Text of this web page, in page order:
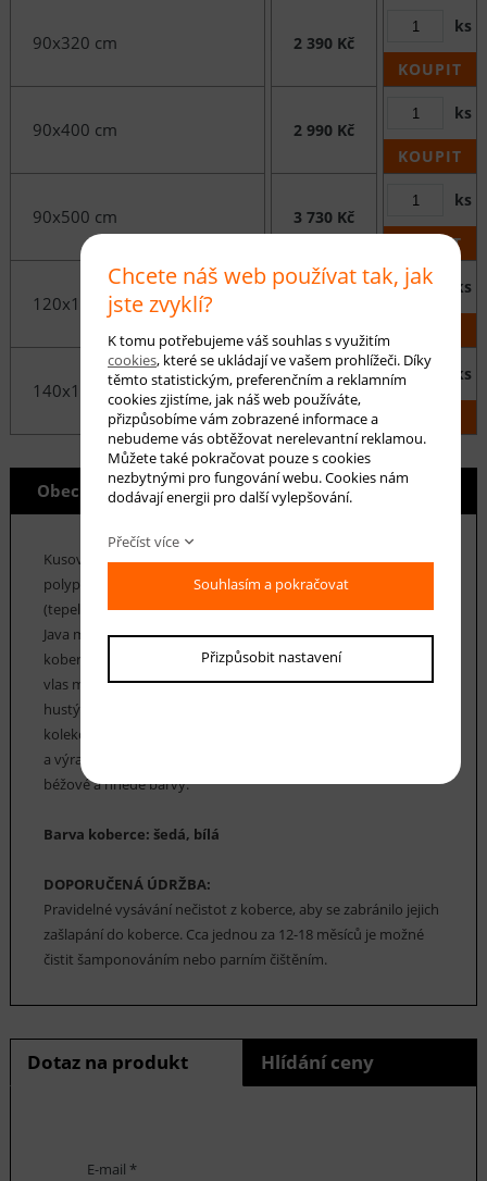
90x320 cm 2 390 Kč
ks
KOUPIT
90x400 cm 2 990 Kč
ks
KOUPIT
90x500 cm 3 730 Kč
ks
KOUPIT
120x170 cm
ks
140x190 cm 2 210 Kč
ks
Obecné info
Kusové běhouny z kolekce Java jsou vyrobeny ze 100%
polypropylenových vláken opatřených úpravou Heat Set
(tepelná stabilizace vláken). Díky této úpravě jsou běhouny
Java měkké na dotek (věrně imitují vzhled ručně tkaných
koberců z přírodní vlny). Snadno se udržují v čistotě a jejich
vlas má vyšší odolnost vůči sešlapání. Běhouny Java mají
hustý vlas o výšce 12 mm a jejich hmotnost je 2200 g/m2. Tato
kolekce běhounů Java má moderní design - geometrické tvary
a výrazné syté barvy. Na své si také přijdou i milovníci klasické
béžové a hnědé barvy.
Barva koberce: šedá, bílá
DOPORUČENÁ ÚDRŽBA:
Pravidelné vysávání nečistot z koberce, aby se zabránilo jejich
zašlapání do koberce. Cca jednou za 12-18 měsíců je možné
čistit šamponováním nebo parním čištěním.
Dotaz na produkt Hlídání ceny
E-mail *
Chcete náš web používat tak, jak
jste zvyklí?
K tomu potřebujeme váš souhlas s využitím
cookies, které se ukládají ve vašem prohlížeči. Díky
těmto statistickým, preferenčním a reklamním
cookies zjistíme, jak náš web používáte,
přizpůsobíme vám zobrazené informace a
nebudeme vás obtěžovat nerelevantní reklamou.
Můžete také pokračovat pouze s cookies
nezbytnými pro fungování webu. Cookies nám
dodávají energii pro další vylepšování.
Přečíst více
Souhlasím a pokračovat
Přizpůsobit nastavení